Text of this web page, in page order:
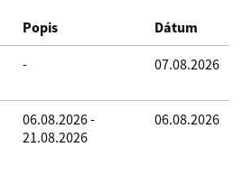
Popis Dátum
- 07.08.2026
06.08.2026 -
21.08.2026
06.08.2026